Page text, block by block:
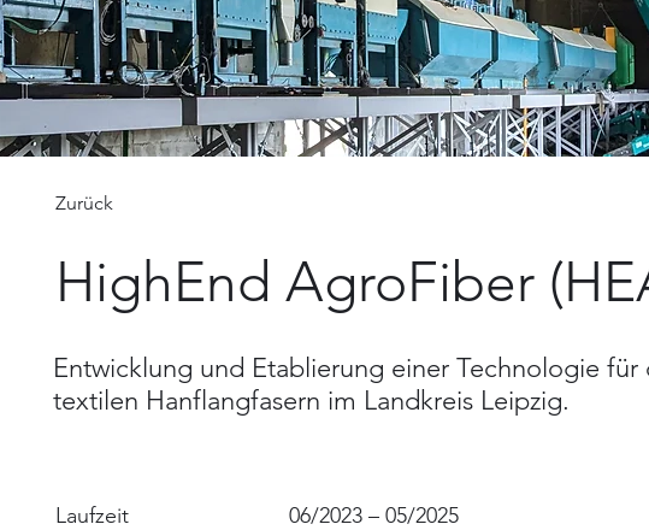
Zurück
HighEnd AgroFiber
Entwicklung und Etablierung einer Technologie für
textilen Hanflangfasern im Landkreis Leipzig.
Laufzeit
06/2023 – 05/2025